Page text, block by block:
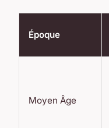
Époque
Moyen Âge